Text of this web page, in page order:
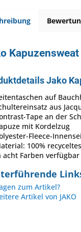
Jako
auf
aus
Tape an der
mit Kordelzug
Fleece-
100%
acht Farben verfügbar
zum Artikel?
Artikel von JAKO